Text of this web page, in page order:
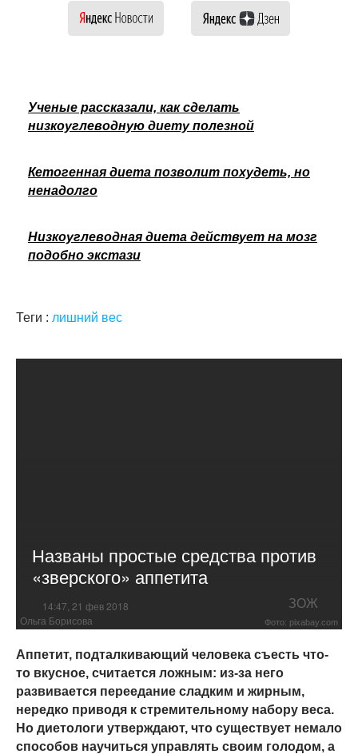
Ученые рассказали, как сделать
низкоуглеводную диету полезной
Кетогенная диета позволит похудеть, но
ненадолго
Низкоуглеводная диета действует на мозг
подобно экстази
Теги : лишний вес
Названы простые средства против
«зверского» аппетита
14:47, 21 фев 2018 ЗОЖ
Ольга Борисова Фото: pixabay.com
Аппетит, подталкивающий человека съесть что-
то вкусное, считается ложным: из-за него
развивается переедание сладким и жирным,
нередко приводя к стремительному набору веса.
Но диетологи утверждают, что существует немало
способов научиться управлять своим голодом, а